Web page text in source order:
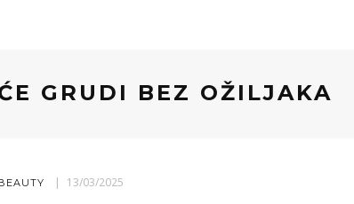
GRUDI BEZ OŽILJAKA
13/03/2025